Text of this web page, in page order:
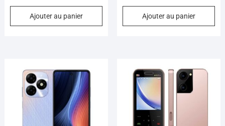
Ajouter au panier Ajouter au panier